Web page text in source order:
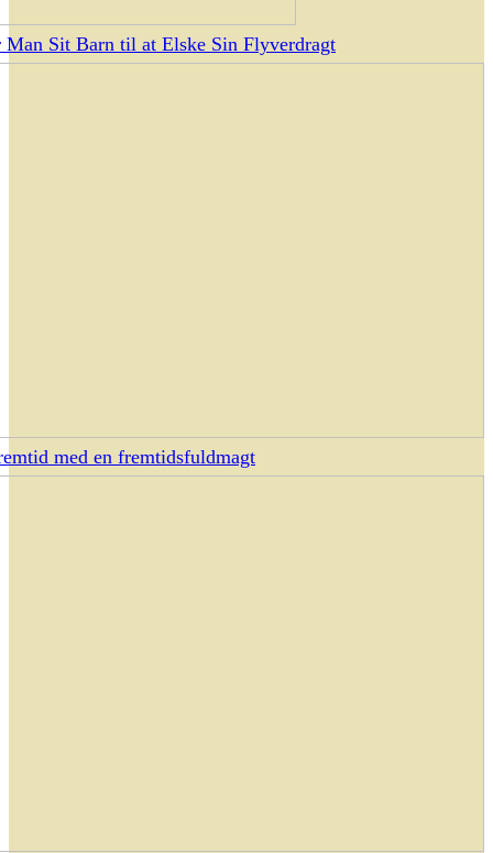
Man Sit Barn til at Elske Sin Flyverdragt
med en fremtidsfuldmagt